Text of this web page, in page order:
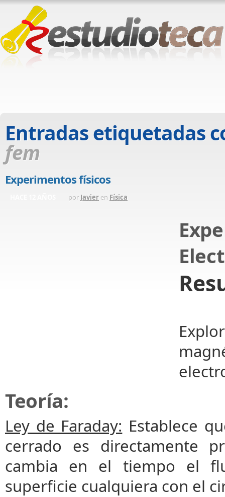
Entradas etiquetadas
fem
Experimentos físicos
por Javier en Física
Teoría:
Ley de Faraday: Establece
cerrado es directamente
cambia en el tiempo el
superficie cualquiera con el